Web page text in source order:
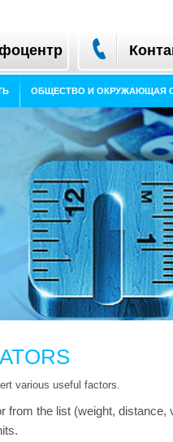
ОБЩЕСТВО И ОКРУЖАЮЩАЯ
various useful factors.
from the list (weight, distance,